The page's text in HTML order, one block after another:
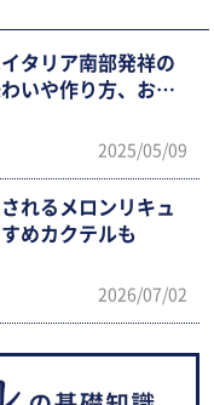
タリア南部発祥の
いや作り方、おい
2025/05/09
れるメロンリキュ
めカクテルも
2026/07/02